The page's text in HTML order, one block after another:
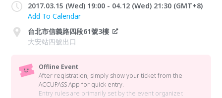
2017.03.15 (Wed) 19:00 - 04.12 (Wed) 21:30 (GMT+8)
Add To Calendar
台北市信義路四段61號3樓
大安站四號出口
Offline Event
After registration, simply show your ticket from the
ACCUPASS App for quick entry.
Entry rules are primarily set by the event organizer.